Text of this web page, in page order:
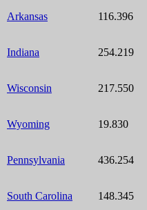
Arkansas 116.396
Indiana 254.219
Wisconsin 217.550
Wyoming 19.830
Pennsylvania 436.254
South Carolina 148.345